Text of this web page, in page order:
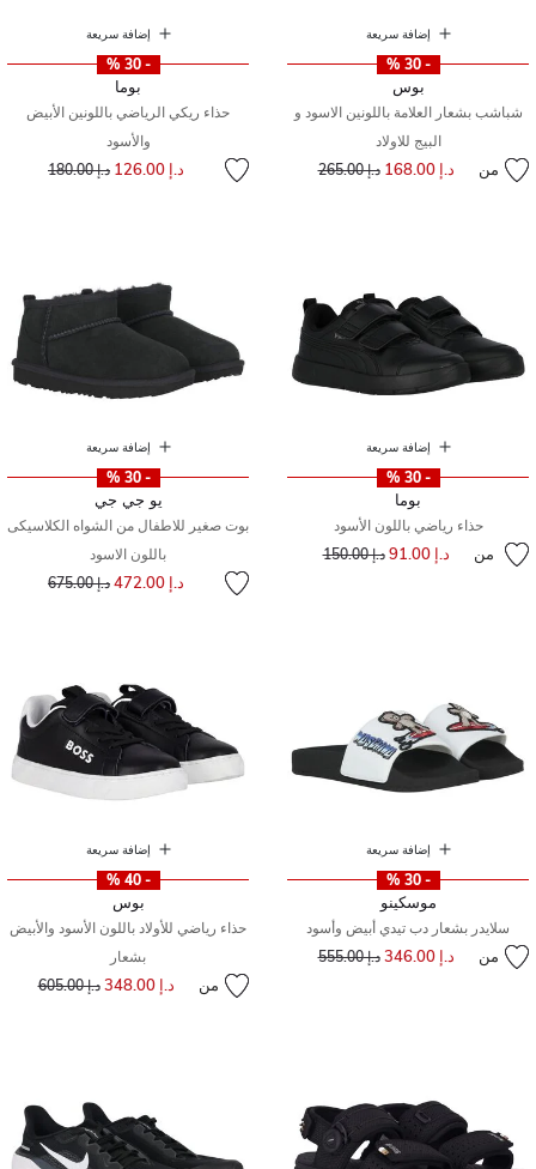
إضافة سريعة
- 30 %
بوس
شباشب بشعار العلامة باللونين الاسود و
البيج للاولاد
من د.إ 168.00 سعر مخفض مند.إ 265.00
إضافة سريعة
- 30 %
بوما
حذاء ريكي الرياضي باللونين الأبيض
والأسود
د.إ 126.00 سعر مخفض من
د.إ 180.00 إلى
إضافة سريعة
- 30 %
بوما
حذاء رياضي باللون الأسود
من د.إ 91.00 سعر مخفض مند.إ 150.00
إضافة سريعة
- 30 %
يو جي جي
بوت صغير للاطفال من الشواه الكلاسيكى
باللون الاسود
د.إ 472.00 سعر مخفض من
د.إ 675.00 إلى
إضافة سريعة
- 30 %
موسكينو
سلايدر بشعار دب تيدي أبيض وأسود
من د.إ 346.00 سعر مخفض مند.إ 555.00
إضافة سريعة
- 40 %
بوس
حذاء رياضي للأولاد باللون الأسود والأبيض
بشعار
من د.إ 348.00 سعر مخفض من
د.إ 605.00 إلى